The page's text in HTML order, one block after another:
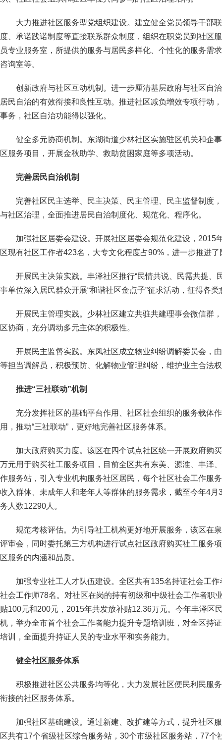
大力推进社区服务型党组织建设。建立健全党员领导干部
度、承诺践诺制度等直接联系群众制度，组织在职党员到社区
员专业服务室，所提供的服务与居民多样化、个性化的服务需
咨询室等。
创新政府与社区互动机制。进一步厘清基层政府与社区自
居民自治的有效衔接和良性互动。推进社区减负增效专项行动
事务，社区自治功能得以强化。
健全多元协商机制。东湖街道少林社区实施驻区机关和企
区服务项目，开展金秋助学、救助贫困家庭等多项活动。
完善居民自治机制
完善社区民主选举、民主决策、民主管理、民主监督制度
与社区治理，全面推进居民自治制度化、规范化、程序化。
加强社区居委会建设。开展社区居委会规范化建设，2015
区现有社区工作者423名，大专文化程度占90%，进一步推进
开展民主决策实践。丰泽社区推行“民情共说、民需共提、
事单位深入居民群众开展“和谐社区金点子”征求活动，征得各
开展民主管理实践。少林社区建立共驻共建理事会微信群
区协商，充分调动多元主体的积极性。
开展民主监督实践。东凤社区成立物业纠纷调解委员会，
等担当调解员，积极预防、化解物业管理纠纷，维护业主合法
推进“三社联动”机制
充分发挥社区的基础平台作用、社区社会组织的服务载体
用，推动“三社联动”，更好地完善社区服务体系。
加大政府购买力度。该区在四个试点社区统一开展政府购
万元用于购买社工服务项目，目前全区共有东美、源淮、丰泽
作服务站，引入专业机构服务社区居民，每个社区社会工作服
收入群体、未成年人和老年人等群体的服务需求，截至今年4
务人数12290人。
规范考核评估。为引导社工机构更好地开展服务，该区在
评审会，同时委托第三方机构进行试点社区政府购买社工服务
区服务的内涵和品质。
加强专业社工人才队伍建设。全区共有135名持证社会工
社会工作师78名。对社区在岗的持有初级和中级社会工作者职
贴100元和200元，2015年共发放补贴12.36万元。今年丰泽区
机，举办全市首个社会工作者能力提升专题培训班，对全区持
培训，全面提升持证人员的专业水平和实务能力。
健全社区服务体系
积极推进社区公共服务均等化，大力发展社区便民利民服
衔接的社区服务体系。
加强社区基础建设。通过新建、改扩建等方式，提升社区
区共有17个省级社区综合服务站，30个市级社区服务站，77个